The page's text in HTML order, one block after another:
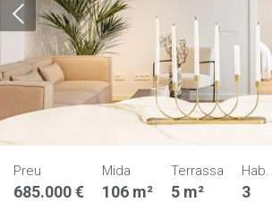
Preu
685.000 €
Mida
106 m²
Terrassa
5 m²
Hab.
3